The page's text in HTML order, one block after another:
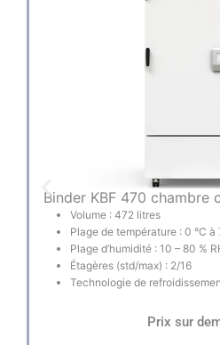
Binder KBF 470 chambre
Volume : 472 litres
Plage de température : 0 °C à
Plage d’humidité : 10 – 80 %
Étagères (std/max) : 2/16
Technologie de
Prix sur